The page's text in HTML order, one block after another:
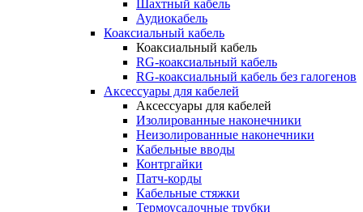
Шахтный кабель
Аудиокабель
Коаксиальный кабель
Коаксиальный кабель
RG-коаксиальный кабель
RG-коаксиальный кабель без галогенов
Аксессуары для кабелей
Аксессуары для кабелей
Изолированные наконечники
Неизолированные наконечники
Кабельные вводы
Контргайки
Патч-корды
Кабельные стяжки
Термоусадочные трубки